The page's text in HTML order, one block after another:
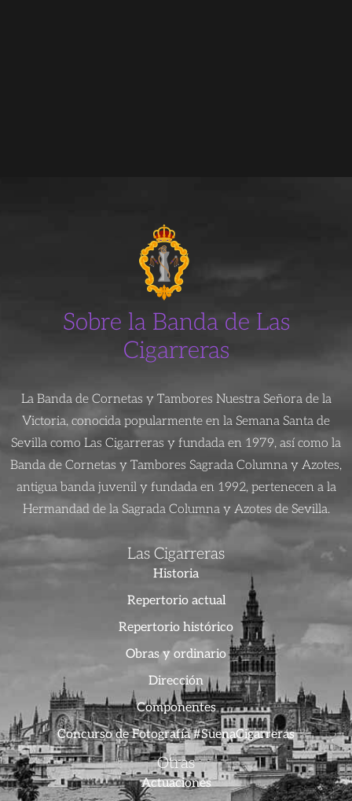
Sobre la Banda de Las
Cigarreras
La Banda de Cornetas y Tambores Nuestra Señora de la
Victoria, conocida popularmente en la Semana Santa de
Sevilla como Las Cigarreras y fundada en 1979, así como la
Banda de Cornetas y Tambores Sagrada Columna y Azotes,
antigua banda juvenil y fundada en 1992, pertenecen a la
Hermandad de la Sagrada Columna y Azotes de Sevilla.
Las Cigarreras
Historia
Repertorio actual
Repertorio histórico
Obras y ordinario
Dirección
Componentes
Concurso de Fotografía #SuenaCigarreras
Otras
Actuaciones